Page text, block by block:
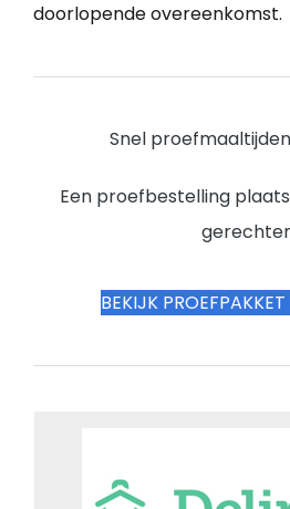
doorlopende overeenkomst.
Snel
Een proefbestelling
BEKIJK